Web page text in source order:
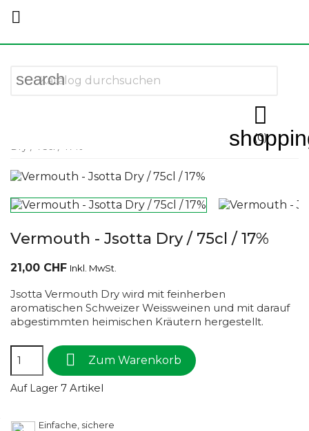

search

(0)
Vermouth - Jsotta
Dry / 75cl / 17%
Vermouth - Jsotta Dry / 75cl / 17%
21,00 CHF Inkl. MwSt.
Jsotta Vermouth Dry wird mit feinherben
aromatischen Schweizer Weissweinen und mit darauf
abgestimmten heimischen Kräutern hergestellt.
 Zum Warenkorb
Auf Lager 7 Artikel
Einfache, sichere